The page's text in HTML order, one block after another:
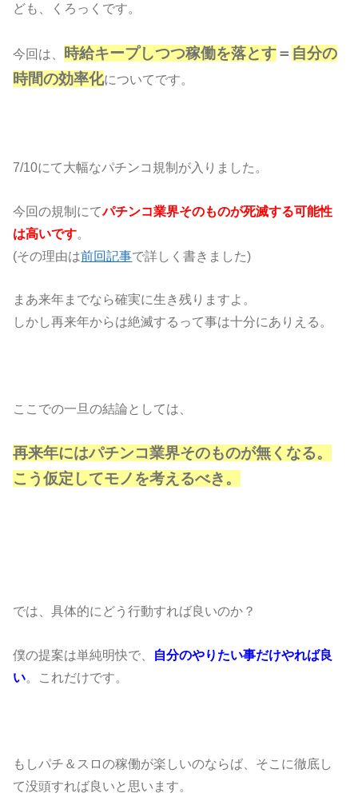
ども、くろっくです。
今回は、 時給キープしつつ稼働を落とす＝ 自分の
時間の効率化についてです。
7/10にて大幅なパチンコ規制が入りました。
今回の規制にてパチンコ業界そのものが死滅する可能性
は高いです。
(その理由は前回記事で詳しく書きました)
まあ来年までなら確実に生き残りますよ。
しかし再来年からは絶滅するって事は十分にありえる。
ここでの一旦の結論としては、
再来年にはパチンコ業界そのものが無くなる。
こう仮定してモノを考えるべき。
では、具体的にどう行動すれば良いのか？
僕の提案は単純明快で、 自分のやりたい事だけやれば良
い。これだけです。
もしパチ＆スロの稼働が楽しいのならば、そこに徹底し
て没頭すれば良いと思います。